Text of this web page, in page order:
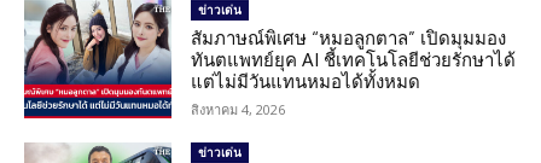
ข่าวเด่น
สัมภาษณ์พิเศษ “หมอลูกตาล” เปิดมุมมอง
ทันตแพทย์ยุค AI ชี้เทคโนโลยีช่วยรักษาได้
แต่ไม่มีวันแทนหมอได้ทั้งหมด
สิงหาคม 4, 2026
ข่าวเด่น